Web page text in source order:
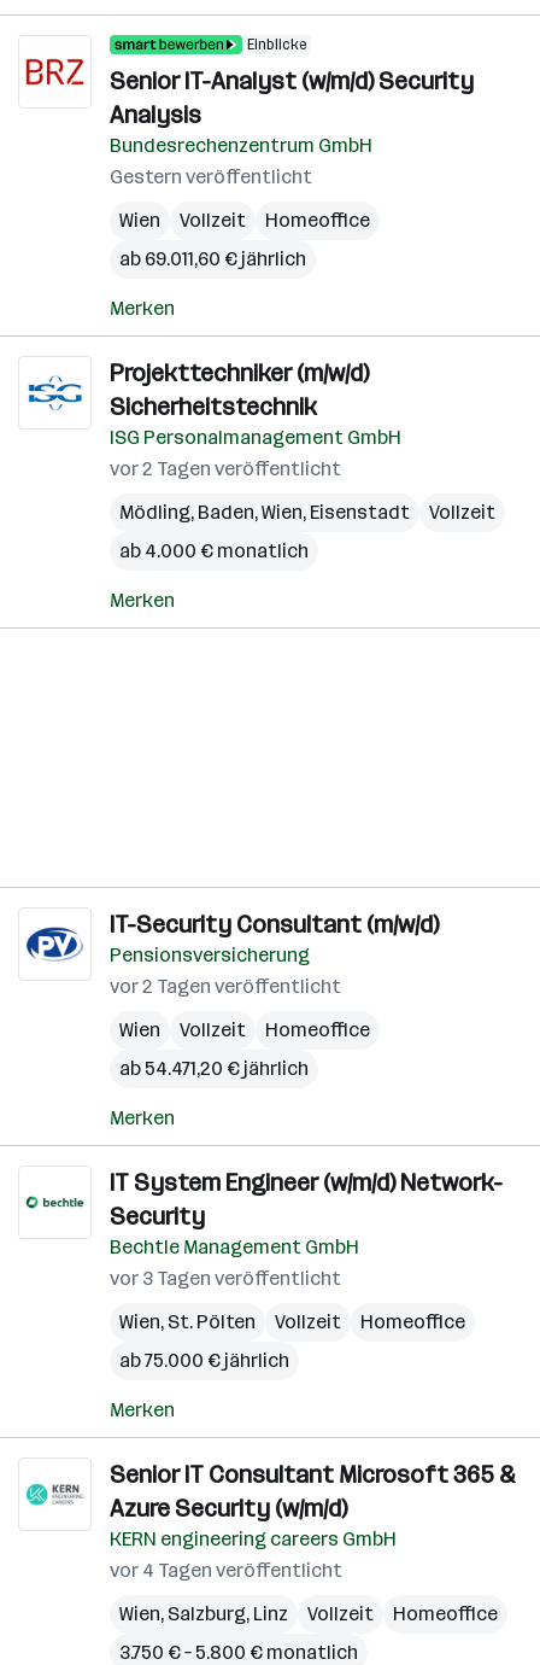
Einblicke
Senior IT-Analyst (w/m/d) Security
Analysis
Bundesrechenzentrum GmbH
Gestern veröffentlicht
Wien
Vollzeit
Homeoffice
ab 69.011,60 € jährlich
Merken
Projekttechniker (m/w/d)
Sicherheitstechnik
ISG Personalmanagement GmbH
vor 2 Tagen veröffentlicht
Mödling, Baden,Wien, Eisenstadt
Vollzeit
ab 4.000 € monatlich
Merken
IT-Security Consultant (m/w/d)
Pensionsversicherung
vor 2 Tagen veröffentlicht
Wien
Vollzeit
Homeoffice
ab 54.471,20 € jährlich
Merken
IT System Engineer (w/m/d) Network-
Security
Bechtle Management GmbH
vor 3 Tagen veröffentlicht
Wien, St. Pölten Vollzeit
Homeoffice
ab 75.000 € jährlich
Merken
Senior IT Consultant Microsoft 365 &
Azure Security (w/m/d)
KERN engineering careers GmbH
vor 4 Tagen veröffentlicht
Wien, Salzburg, Linz Vollzeit
Homeoffice
3.750 € – 5.800 € monatlich